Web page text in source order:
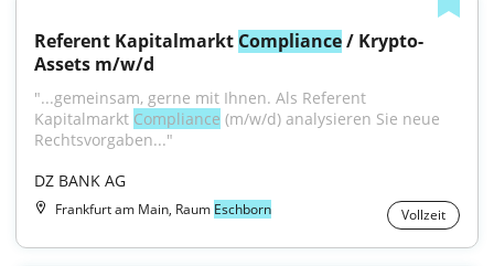
Referent Kapitalmarkt Compliance / Krypto-
Assets m/w/d
"...gemeinsam, gerne mit Ihnen. Als Referent
Kapitalmarkt Compliance (m/w/d) analysieren Sie neue
Rechtsvorgaben..."
DZ BANK AG
Frankfurt am Main, Raum Eschborn Vollzeit